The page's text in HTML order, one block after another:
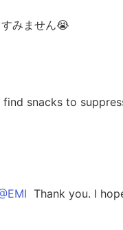
みません😭
snacks to
Thank you. I